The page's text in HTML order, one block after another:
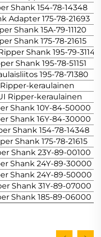
Shank 154-78-14348
Adapter 175-78-21693
Shank 15A-79-11120
Shank 175-78-21615
Shank 195-79-31141
Shank 195-78-51151
195-78-71380
keraulainen
Ripper-keraulainen
Shank 10Y-84-50000
Shank 16Y-84-30000
Shank 154-78-14348
Shank 175-78-21615
Shank 23Y-89-00100
Shank 24Y-89-30000
Shank 24Y-89-50000
Shank 31Y-89-07000
Shank 185-89-06000